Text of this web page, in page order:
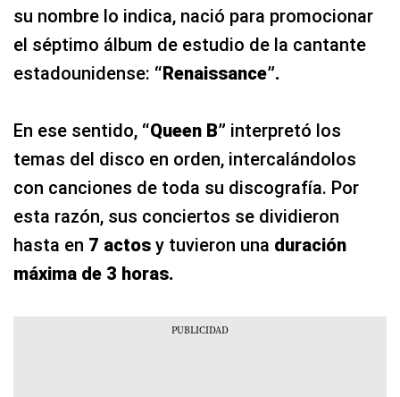
su nombre lo indica, nació para promocionar
el séptimo álbum de estudio de la cantante
estadounidense: “Renaissance”.
En ese sentido, “Queen B” interpretó los
temas del disco en orden, intercalándolos
con canciones de toda su discografía. Por
esta razón, sus conciertos se dividieron
hasta en 7 actos y tuvieron una duración
máxima de 3 horas.